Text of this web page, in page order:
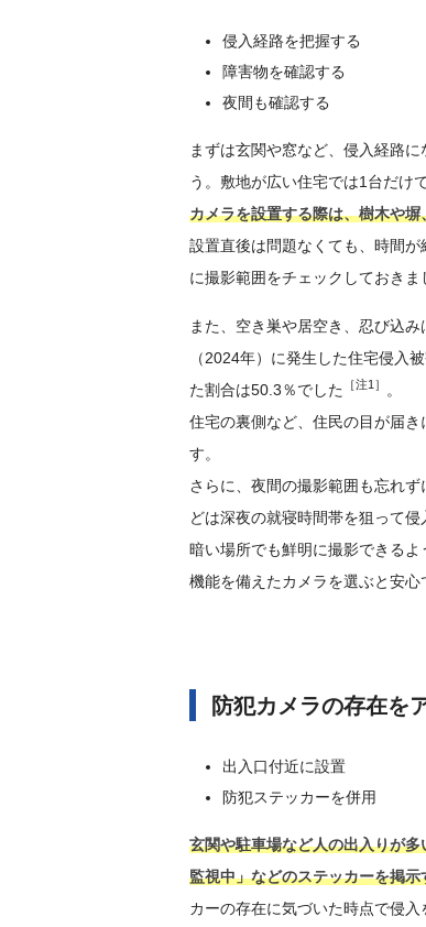
侵入経路を把握する
障害物を確認する
夜間も確認する
まずは玄関や窓など、侵入経路
う。敷地が広い住宅では1台だけ
カメラを設置する際は、樹木や
設置直後は問題なくても、時間
に撮影範囲をチェックしておきま
また、空き巣や居空き、忍び込
（2024年）に発生した住宅侵入
た割合は50.3％でした ［注1］
。
住宅の裏側など、住民の目が届
す。
さらに、夜間の撮影範囲も忘れ
どは深夜の就寝時間帯を狙って侵
暗い場所でも鮮明に撮影できる
機能を備えたカメラを選ぶと安心
防犯カメラの存在を
出入口付近に設置
防犯ステッカーを併用
玄関や駐車場など人の出入りが
監視中」などのステッカーを掲
カーの存在に気づいた時点で侵